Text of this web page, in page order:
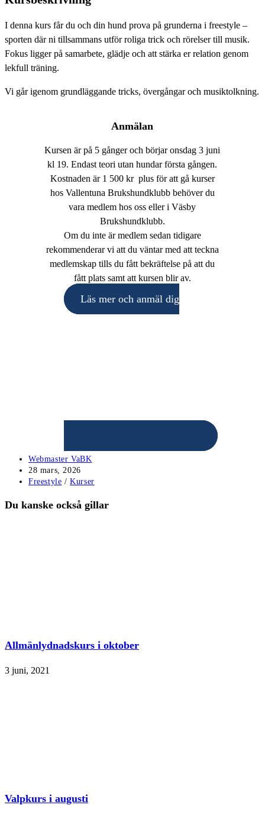
I denna kurs får du och din hund prova på grunderna i freestyle –
sporten där ni tillsammans utför roliga trick och rörelser till musik.
Fokus ligger på samarbete, glädje och att stärka er relation genom
lekfull träning.
Vi går igenom grundläggande tricks, övergångar och musiktolkning.
Anmälan
Kursen är på 5 gånger och börjar onsdag 3 juni
kl 19. Endast teori utan hundar första gången.
Kostnaden är 1 500 kr plus för att gå kurser
hos Vallentuna Brukshundklubb behöver du
vara medlem hos oss eller i Väsby
Brukshundklubb.
Om du inte är medlem sedan tidigare
rekommenderar vi att du väntar med att teckna
medlemskap tills du fått bekräftelse på att du
fått plats samt att kursen blir av.
Läs mer och anmäl dig
Inläggsförfattare:
Webmaster VaBK
Inlägget
publicerat:
28 mars, 2026
Inläggskategori:
Freestyle / Kurser
Du kanske också gillar
Allmänlydnadskurs i oktober
3 juni, 2021
Valpkurs i augusti